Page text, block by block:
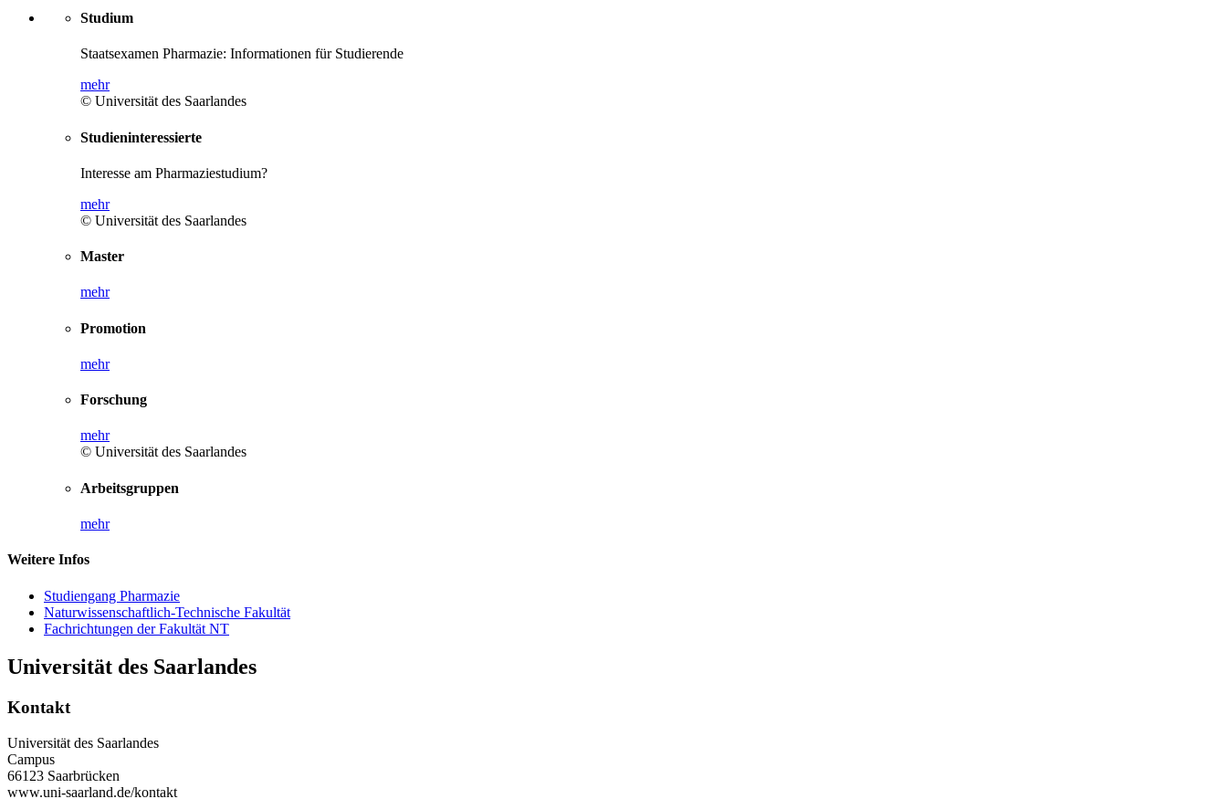
Studium
Staatsexamen Pharmazie: Informationen für Studierende
mehr
© Universität des Saarlandes
Studieninteressierte
Interesse am Pharmaziestudium?
mehr
© Universität des Saarlandes
Master
mehr
Promotion
mehr
Forschung
mehr
© Universität des Saarlandes
Arbeitsgruppen
mehr
Weitere Infos
Studiengang Pharmazie
Naturwissenschaftlich-Technische Fakultät
Fachrichtungen der Fakultät NT
Universität des Saarlandes
Kontakt
Universität des Saarlandes
Campus
66123 Saarbrücken
www.uni-saarland.de/kontakt